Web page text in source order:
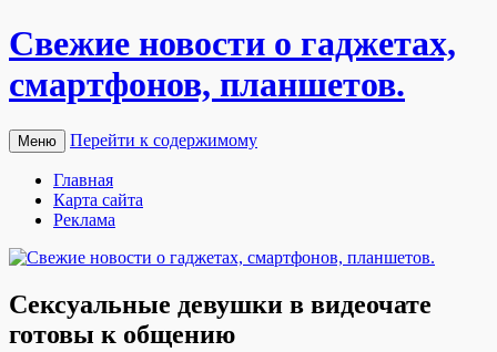
Свежие новости о гаджетах,
смартфонов, планшетов.
Меню Перейти к содержимому
Главная
Карта сайта
Реклама
Сексуальные девушки в видеочате
готовы к общению